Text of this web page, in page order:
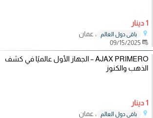
1 دينار
باقي دول العالم
، عمان
AJAX PRIMERO – الجهاز الأول عالميًا في كشف
الذهب والكنوز
1 دينار
باقي دول العالم
، عمان